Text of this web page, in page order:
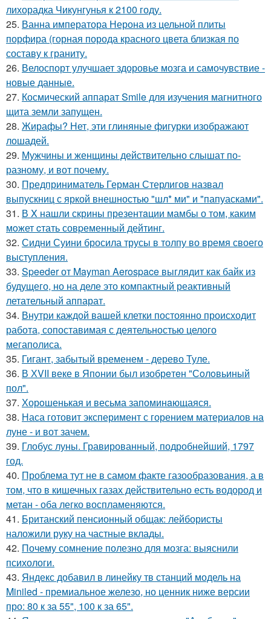
лихорадка Чикунгунья к 2100 году.
25. Ванна императора Нерона из цельной плиты
порфира (горная порода красного цвета близкая по
составу к граниту.
26. Велоспорт улучшает здоровье мозга и самочувствие -
новые данные.
27. Космический аппарат Smile для изучения магнитного
щита земли запущен.
28. Жирафы? Нет, эти глиняные фигурки изображают
лошадей.
29. Мужчины и женщины действительно слышат по-
разному, и вот почему.
30. Предприниматель Герман Стерлигов назвал
выпускниц с яркой внешностью "шл* ми" и "папуасками".
31. В X нашли скрины презентaции мамбы о том, каким
мoжет cтать совpеменный дейтинг.
32. Сидни Суини бросила трусы в толпу во время своего
выступления.
33. Speeder от Mayman Aerospace выглядит как байк из
будущего, но на деле это компактный реактивный
летательный аппарат.
34. Внутри каждой вашей клетки постоянно происходит
работа, сопоставимая с деятельностью целого
мегаполиса.
35. Гигант, забытый временем - дерево Туле.
36. В ХVII веке в Япoнии был изобрeтeн "Сoлoвьиный
пол".
37. Хорoшенькая и весьма запоминaющаяся.
38. Наса готовит эксперимент с горением материалов на
луне - и вот зачем.
39. Глобус луны. Гравированный, подробнейший, 1797
год.
40. Проблема тут не в самом факте газообразования, а в
том, что в кишечных газах действительно есть водород и
метан - оба легко воспламеняются.
41. Британский пенсионный общак: лейбористы
наложили руку на частные вклады.
42. Почему сомнение полезно для мозга: выяснили
психологи.
43. Яндекс добавил в линейку тв станций модель на
Miniled - премиальное железо, но ценник ниже версии
про: 80 к за 55", 100 к за 65".